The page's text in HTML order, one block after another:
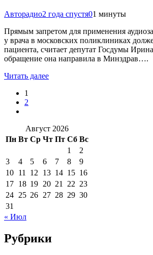
Авторадио2 года спустя01 минуты
Прямым запретом для применения
у врача в московских поликлиниках
пациента, считает депутат Госдумы
обращение она направила в Минздрав….
Читать далее
1
2
Август 2026
Пн Вт Ср Чт Пт Сб Вс
1
2
3
4 5 6 7 8
9
10 11 12 13 14 15 16
17 18 19 20 21 22 23
24 25 26 27 28 29 30
31
« Июл
Рубрики